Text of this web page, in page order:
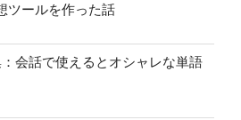
ツールを作った話
会話で使えるとオシャレな単語